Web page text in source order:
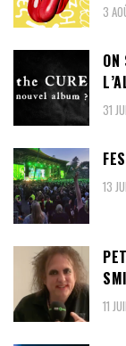
3
31
13
11